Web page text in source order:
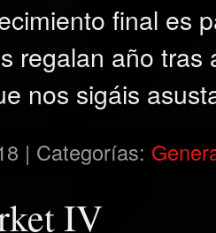
final es
regalan año
nos sigáis
| Categorías:
IV